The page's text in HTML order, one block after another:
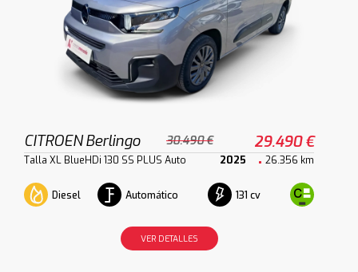
CITROEN Berlingo 30.490 € 29.490 €
Talla XL BlueHDi 130 SS PLUS Auto 2025 26.356 km
Diesel Automático 131 cv
VER DETALLES